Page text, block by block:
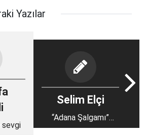
Yazılar
Selim Elçi
“Adana Şalgamı”
Avrupa Patent